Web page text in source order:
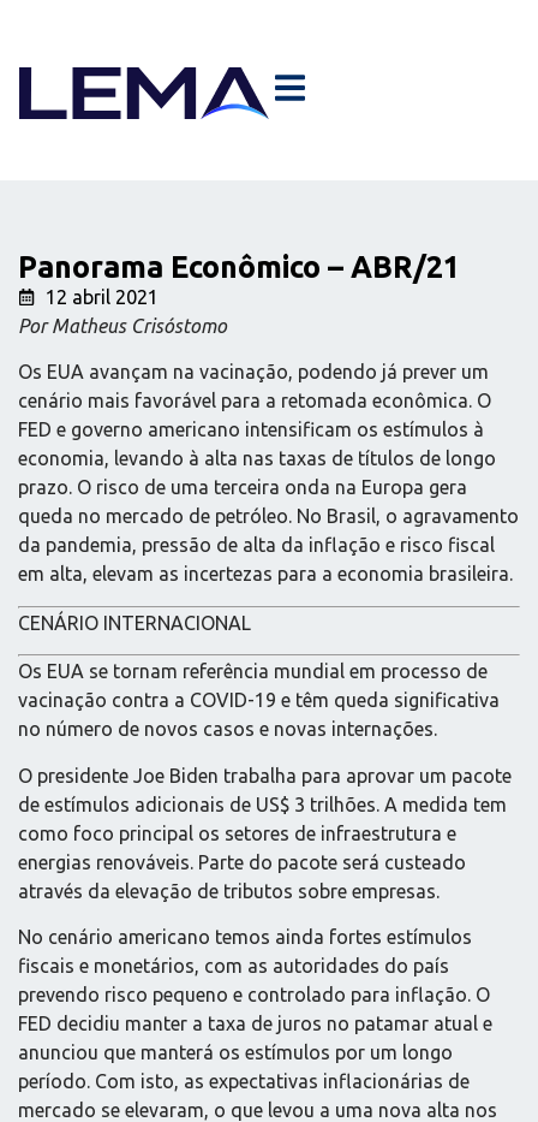
Panorama Econômico – ABR/21
12 abril 2021
Por Matheus Crisóstomo
Os EUA avançam na vacinação, podendo já prever um
cenário mais favorável para a retomada econômica. O
FED e governo americano intensificam os estímulos à
economia, levando à alta nas taxas de títulos de longo
prazo. O risco de uma terceira onda na Europa gera
queda no mercado de petróleo. No Brasil, o agravamento
da pandemia, pressão de alta da inflação e risco fiscal
em alta, elevam as incertezas para a economia brasileira.
CENÁRIO INTERNACIONAL
Os EUA se tornam referência mundial em processo de
vacinação contra a COVID-19 e têm queda significativa
no número de novos casos e novas internações.
O presidente Joe Biden trabalha para aprovar um pacote
de estímulos adicionais de US$ 3 trilhões. A medida tem
como foco principal os setores de infraestrutura e
energias renováveis. Parte do pacote será custeado
através da elevação de tributos sobre empresas.
No cenário americano temos ainda fortes estímulos
fiscais e monetários, com as autoridades do país
prevendo risco pequeno e controlado para inflação. O
FED decidiu manter a taxa de juros no patamar atual e
anunciou que manterá os estímulos por um longo
período. Com isto, as expectativas inflacionárias de
mercado se elevaram, o que levou a uma nova alta nos